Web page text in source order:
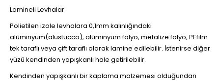
Lamineli Levhalar
Polietilen izole levhalara 0,1mm kalınlığındaki
alüminyum(alustucco), alüminyum folyo, metalize folyo, PEfilm
tek taraflı veya çift taraflı olarak lamine edilebilir. İstenirse diğer
yüzü kendinden yapışkanlı hale getirilebilir.
Kendinden yapışkanlı bir kaplama malzemesi olduğundan